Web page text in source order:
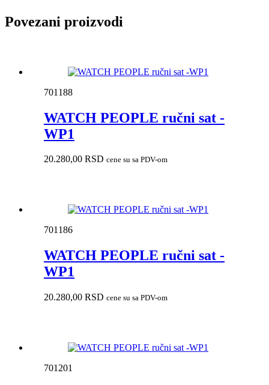
Povezani proizvodi
701188
WATCH PEOPLE ručni sat -
WP1
20.280,00 RSD cene su sa PDV-om
701186
WATCH PEOPLE ručni sat -
WP1
20.280,00 RSD cene su sa PDV-om
701201